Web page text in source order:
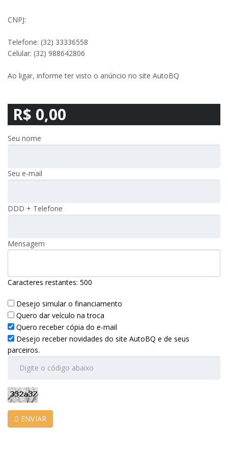
CNPJ:
Telefone: (32) 33336558
Celular: (32) 988642806
Ao ligar, informe ter visto o anúncio no site AutoBQ
R$ 0,00
Seu nome
Seu e-mail
DDD + Telefone
Mensagem
Caracteres restantes: 500
Desejo simular o financiamento
Quero dar veículo na troca
Quero receber cópia do e-mail
Desejo receber novidades do site AutoBQ e de seus
parceiros.
ENVIAR